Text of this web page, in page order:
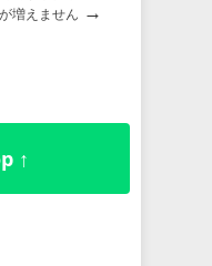
増えません →
↑